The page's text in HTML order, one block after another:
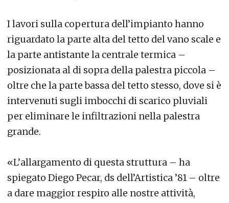
I lavori sulla copertura dell’impianto hanno
riguardato la parte alta del tetto del vano scale e
la parte antistante la centrale termica –
posizionata al di sopra della palestra piccola –
oltre che la parte bassa del tetto stesso, dove si è
intervenuti sugli imbocchi di scarico pluviali
per eliminare le infiltrazioni nella palestra
grande.
«L’allargamento di questa struttura – ha
spiegato Diego Pecar, ds dell’Artistica ’81 – oltre
a dare maggior respiro alle nostre attività,